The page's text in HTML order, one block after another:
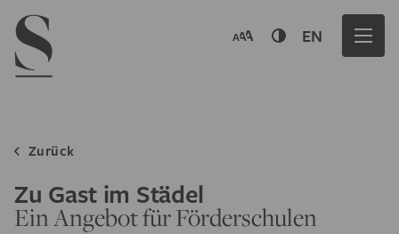
Navigation menu
EN
Zurück
Zu Gast im Städel
Ein Angebot für Förderschulen